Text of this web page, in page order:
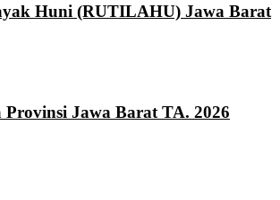
Huni (RUTILAHU) Jawa Barat
Jawa Barat TA. 2026